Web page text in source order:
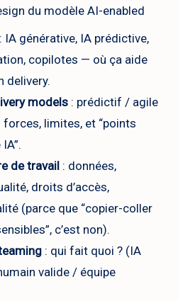
du modèle AI-enabled
IA générative, IA prédictive,
copilotes — où ça aide
delivery.
models: prédictif / agile
limites, et “points
de travail: données,
droits d’accès,
(parce que “copier-coller
c’est non).
: qui fait quoi ? (IA
valide / équipe